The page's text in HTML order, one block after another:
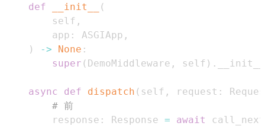
def
__init__
(
        self
,
        app
: ASGIApp ,
)
-> None :
super ( DemoMiddleware , self ) . __init__
async def dispatch ( self , request :
# 前
        response
: Response = await
call_next